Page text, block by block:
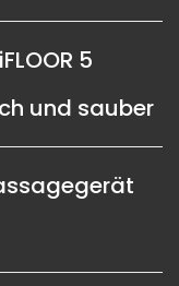
5
und sauber